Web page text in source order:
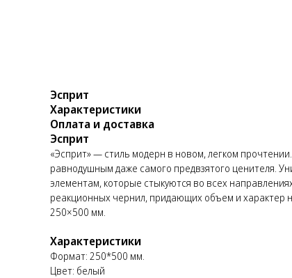
Эсприт
Характеристики
Оплата и доставка
Эсприт
«Эсприт» — стиль модерн в новом, легком
равнодушным даже самого предвзятого ценителя.
элементам, которые стыкуются во всех
реакционных чернил, придающих объем и характер
250×500 мм.
Характеристики
Формат: 250*500 мм.
Цвет: белый